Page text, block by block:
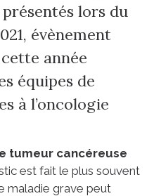
lors du
évènement
année
équipes de
à l’oncologie
tumeur cancéreuse
est fait le plus souvent
maladie grave peut